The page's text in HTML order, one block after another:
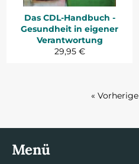
Das CDL-Handbuch -
Gesundheit in eigener
Verantwortung
Normaler
29,95 €
« Vorherige
Menü